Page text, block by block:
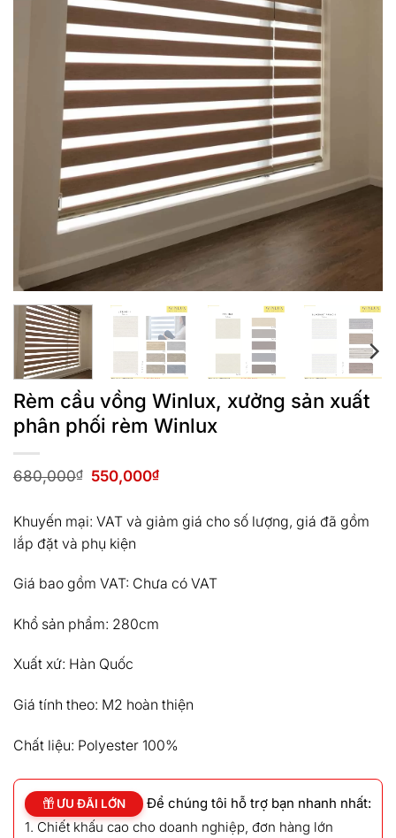
Rèm cầu vồng Winlux, xưởng sản xuất
phân phối rèm Winlux
680,000₫
Giá
680,000₫.
550,000₫Giá
là:
550,000₫.
Khuyến mại: VAT và giảm giá cho số lượng, giá đã gồm
lắp đặt và phụ kiện
Giá bao gồm VAT: Chưa có VAT
Khổ sản phẩm: 280cm
Xuất xứ: Hàn Quốc
Giá tính theo: M2 hoàn thiện
Chất liệu: Polyester 100%
ƯU ĐÃI LỚN
Để chúng tôi hỗ trợ bạn nhanh nhất:
1. Chiết khấu cao cho doanh nghiệp, đơn hàng lớn